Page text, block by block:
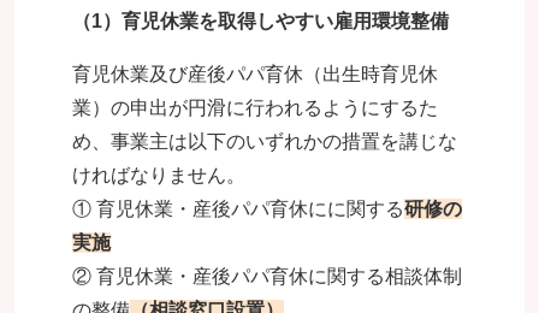
（1）育児休業を取得しやすい雇用環境整備
育児休業及び産後パパ育休（出生時育児休
業）の申出が円滑に行われるようにするた
め、事業主は以下のいずれかの措置を講じな
ければなりません。
① 育児休業・産後パパ育休にに関する研修の
実施
② 育児休業・産後パパ育休に関する相談体制